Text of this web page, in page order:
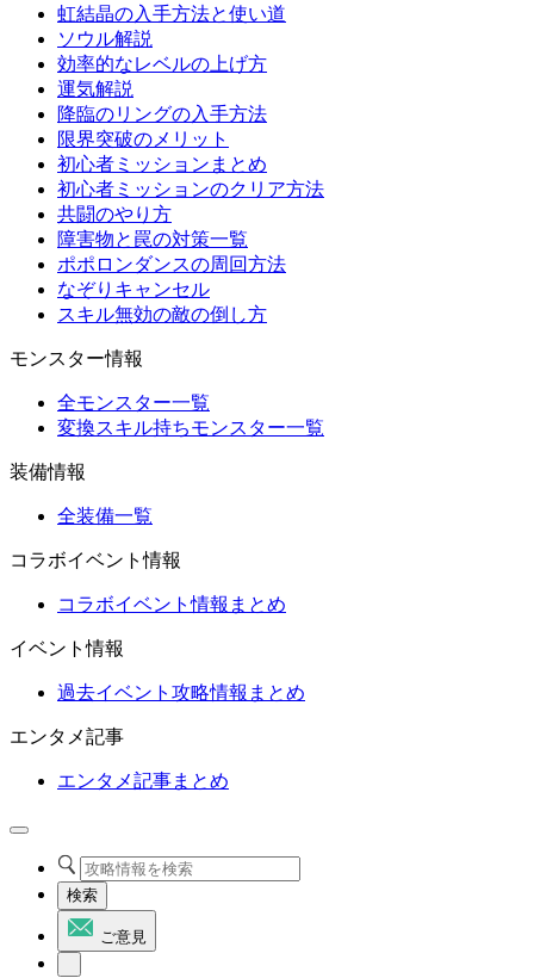
虹結晶の入手方法と使い道
ソウル解説
効率的なレベルの上げ方
運気解説
降臨のリングの入手方法
限界突破のメリット
初心者ミッションまとめ
初心者ミッションのクリア方法
共闘のやり方
障害物と罠の対策一覧
ポポロンダンスの周回方法
なぞりキャンセル
スキル無効の敵の倒し方
モンスター情報
全モンスター一覧
変換スキル持ちモンスター一覧
装備情報
全装備一覧
コラボイベント情報
コラボイベント情報まとめ
イベント情報
過去イベント攻略情報まとめ
エンタメ記事
エンタメ記事まとめ
検索
ご意見